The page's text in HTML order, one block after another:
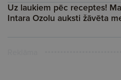
Uz laukiem pēc receptes!
Intara Ozolu auksti žāvēta